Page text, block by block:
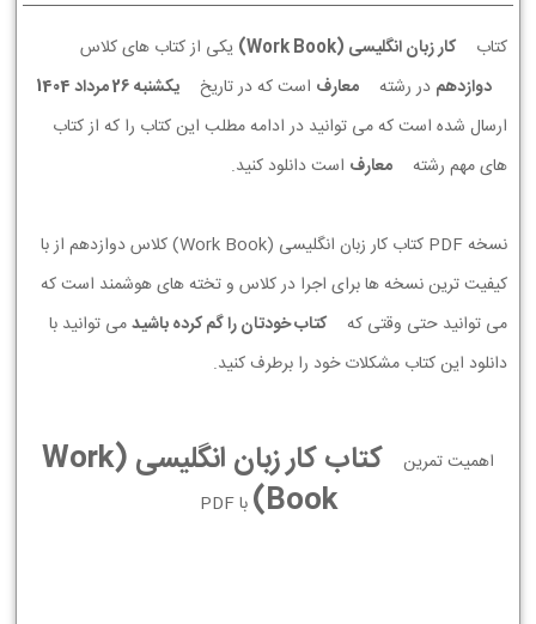
کتاب کار زبان انگليسی (Work Book)
یکی از کتاب های کلاس
دوازدهم در رشته معارف است که در تاریخ
يكشنبه 26 مرداد 1404
ارسال شده است که می توانید در ادامه مطلب این کتاب را که از کتاب
های مهم رشته
معارف است دانلود کنید.
نسخه PDF کتاب کار زبان انگليسی (Work Book) کلاس دوازدهم از با
کیفیت ترین نسخه ها برای اجرا در کلاس و تخته های هوشمند است که
می توانید حتی وقتی که
کتاب خودتان را گم کرده باشیدمی توانید با
دانلود این کتاب مشکلات خود را برطرف کنید.
اهمیت تمرین
کتاب کار زبان انگليسی (Work
Book)
با PDF